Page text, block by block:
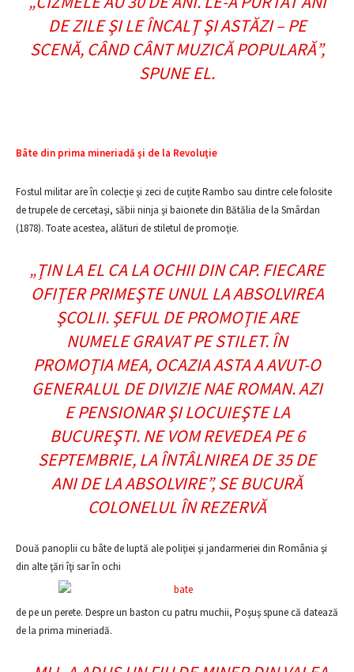
DE ZILE ŞI LE ÎNCALŢ ŞI ASTĂZI – PE
SCENĂ, CÂND CÂNT MUZICĂ POPULARĂ”,
SPUNE EL.
Bâte din prima mineriadă şi de la Revoluţie
Fostul militar are în colecţie şi zeci de cuţite Rambo sau dintre cele folosite
de trupele de cercetaşi, săbii ninja şi baionete din Bătălia de la Smârdan
(1878). Toate acestea, alături de stiletul de promoţie.
„ŢIN LA EL CA LA OCHII DIN CAP. FIECARE
OFIŢER PRIMEŞTE UNUL LA ABSOLVIREA
ŞCOLII. ŞEFUL DE PROMOŢIE ARE
NUMELE GRAVAT PE STILET. ÎN
PROMOŢIA MEA, OCAZIA ASTA A AVUT-O
GENERALUL DE DIVIZIE NAE ROMAN. AZI
E PENSIONAR ŞI LOCUIEŞTE LA
BUCUREŞTI. NE VOM REVEDEA PE 6
SEPTEMBRIE, LA ÎNTÂLNIREA DE 35 DE
ANI DE LA ABSOLVIRE”, SE BUCURĂ
COLONELUL ÎN REZERVĂ
Două panoplii cu bâte de luptă ale poliţiei şi jandarmeriei din România şi
din alte ţări îţi sar în ochi
de pe un perete. Despre un baston cu patru muchii, Poşuş spune că datează
de la prima mineriadă.